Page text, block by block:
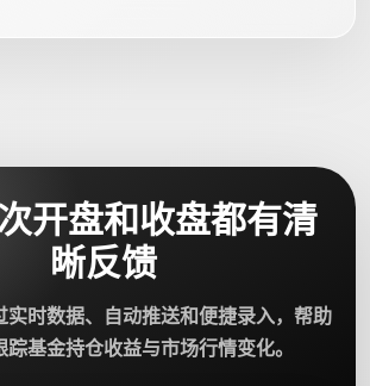
开盘和收盘都有清
晰反馈
实时数据、自动推送和便捷录入，帮助
踪基金持仓收益与市场行情变化。